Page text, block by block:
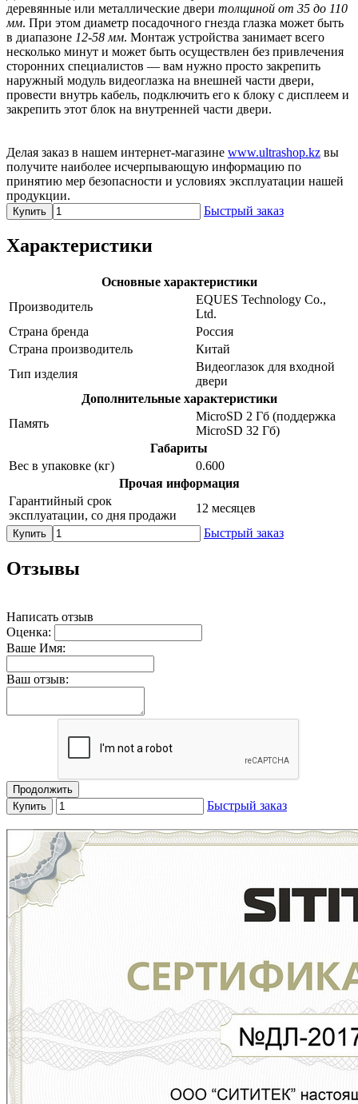
деревянные или металлические двери толщиной от 35 до 110
мм. При этом диаметр посадочного гнезда глазка может быть
в диапазоне 12-58 мм. Монтаж устройства занимает всего
несколько минут и может быть осуществлен без привлечения
сторонних специалистов — вам нужно просто закрепить
наружный модуль видеоглазка на внешней части двери,
провести внутрь кабель, подключить его к блоку с дисплеем и
закрепить этот блок на внутренней части двери.
Делая заказ в нашем интернет-магазине www.ultrashop.kz вы
получите наиболее исчерпывающую информацию по
принятию мер безопасности и условиях эксплуатации нашей
продукции.
Купить Быстрый заказ
Характеристики
Основные характеристики
Производитель
EQUES Technology Co.,
Ltd.
Страна бренда
Россия
Страна производитель
Китай
Тип изделия
Видеоглазок для входной
двери
Дополнительные характеристики
Память
MicroSD 2 Гб (поддержка
MicroSD 32 Гб)
Габариты
Вес в упаковке (кг)
0.600
Прочая информация
Гарантийный срок
эксплуатации, со дня продажи
12 месяцев
Купить Быстрый заказ
Отзывы
Написать отзыв
Оценка:
Ваше Имя:
Ваш отзыв:
Продолжить
Купить
Быстрый заказ